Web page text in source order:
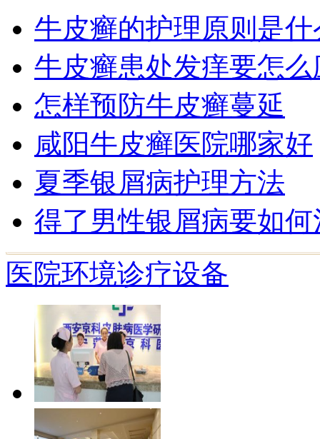
牛皮癣的护理原则是什
牛皮癣患处发痒要怎么
怎样预防牛皮癣蔓延
咸阳牛皮癣医院哪家好
夏季银屑病护理方法
得了男性银屑病要如何
医院环境诊疗设备